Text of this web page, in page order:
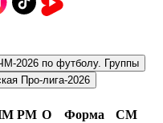
2026 по футболу. Группы
Про-лига-2026
РМ О Форма
СМ